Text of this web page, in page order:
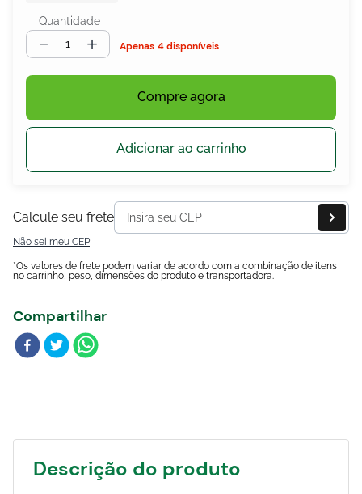
Quantidade
＋
－ 4 disponíveis
Compre agora
Adicionar ao carrinho
Calcule seu frete
Não sei meu CEP
*Os valores de frete podem variar de acordo com a combinação de itens
no carrinho, peso, dimensões do produto e transportadora.
Compartilhar
Descrição do produto
Blog